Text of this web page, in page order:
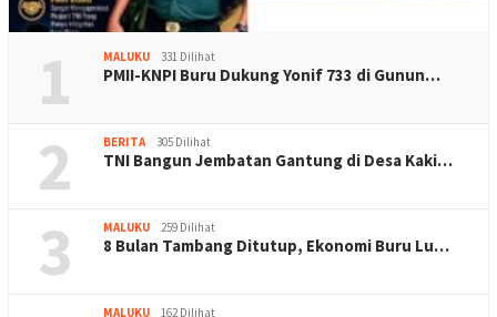
1 MALUKU 331 Dilihat
PMII-KNPI Buru Dukung Yonif 733 di Gunun…
2 BERITA 305 Dilihat
TNI Bangun Jembatan Gantung di Desa Kaki…
3 MALUKU 259 Dilihat
8 Bulan Tambang Ditutup, Ekonomi Buru Lu…
MALUKU 162 Dilihat